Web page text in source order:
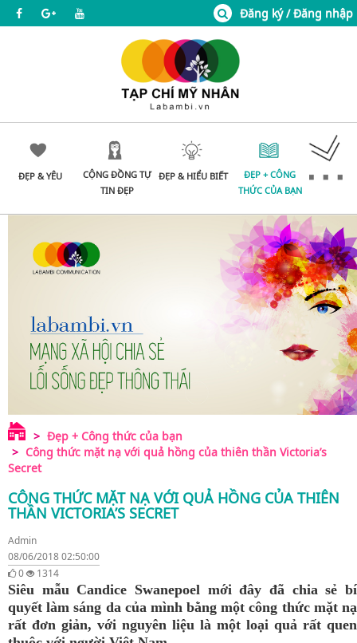
Đăng ký / Đăng nhập
ĐẸP & YÊU
CỘNG ĐỒNG TỰ
TIN ĐẸP
ĐẸP & HIỂU BIẾT
ĐẸP + CÔNG
THỨC CỦA BẠN
Đẹp + Công thức của bạn
Công thức mặt nạ với quả hồng của thiên thần Victoria’s
Secret
CÔNG THỨC MẶT NẠ VỚI QUẢ HỒNG CỦA THIÊN
THẦN VICTORIA’S SECRET
Admin
08/06/2018 02:50:00
0
1314
Siêu mẫu Candice Swanepoel mới đây đã chia sẻ bí
quyết làm sáng da của mình bằng một công thức mặt nạ
rất đơn giản, với nguyên liệu là một loại quả rất quen